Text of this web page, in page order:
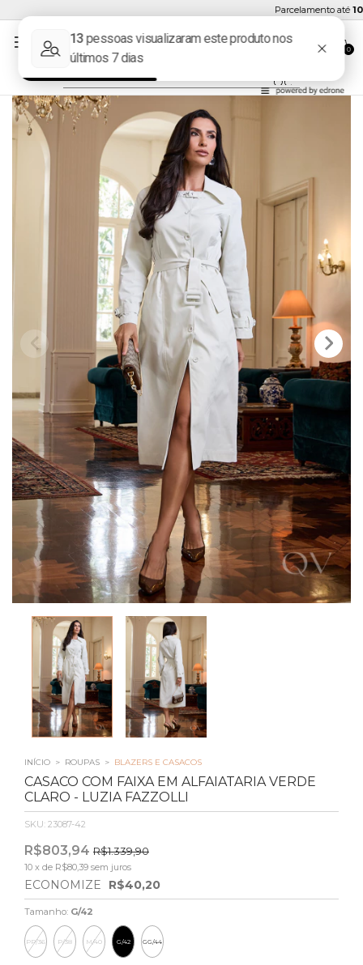
Parcelamento até10x
0
INÍCIO > ROUPAS > BLAZERS E CASACOS
CASACO COM FAIXA EM ALFAIATARIA VERDE
CLARO - LUZIA FAZZOLLI
SKU: 23087-42
R$803,94 R$1.339,90
10 x de R$80,39 sem juros
ECONOMIZE R$40,20
Tamanho: G/42
PP/36 P/38 M/40 G/42 GG/44